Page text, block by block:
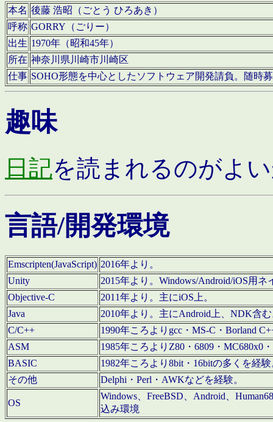
本名 後藤 浩昭（ごとう ひろあき）
呼称 GORRY（ごりー）
出生 1970年（昭和45年）
所在 神奈川県川崎市川崎区
仕事 SOHO形態を中心としたソフトウェア開発請負。随時
趣味
日記を読まれるのがよ
言語/開発環境
Emscripten(JavaScript) 2016年より。
Unity
2015年より。Windows/Android/iOS用
Objective-C
2011年より。主にiOS上。
Java
2010年より。主にAndroid上、NDK含
C/C++
1990年ころよりgcc・MS-C・Borland
ASM
1985年ころよりZ80・6809・MC680x0
BASIC
1982年ころより8bit・16bitの多くを経
その他
Delphi・Perl・AWKなどを経験。
OS
Windows、FreeBSD、Android、
込み環境